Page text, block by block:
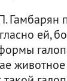
ей,
животное